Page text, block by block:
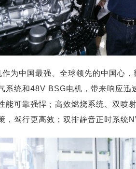
为中国最强、全球领先的中国心
系统和48V BSG电机，带来响应
能可靠强悍；高效燃烧系统、双喷
，驾行更高效；双排静音正时系统